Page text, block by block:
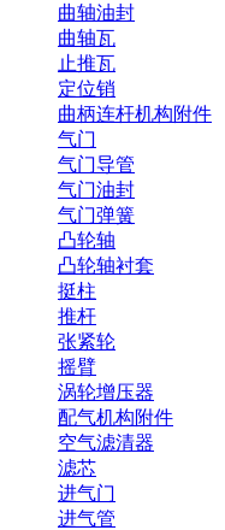
曲轴油封
曲轴瓦
止推瓦
定位销
曲柄连杆机构附件
气门
气门导管
气门油封
气门弹簧
凸轮轴
凸轮轴衬套
挺柱
推杆
张紧轮
摇臂
涡轮增压器
配气机构附件
空气滤清器
滤芯
进气门
进气管